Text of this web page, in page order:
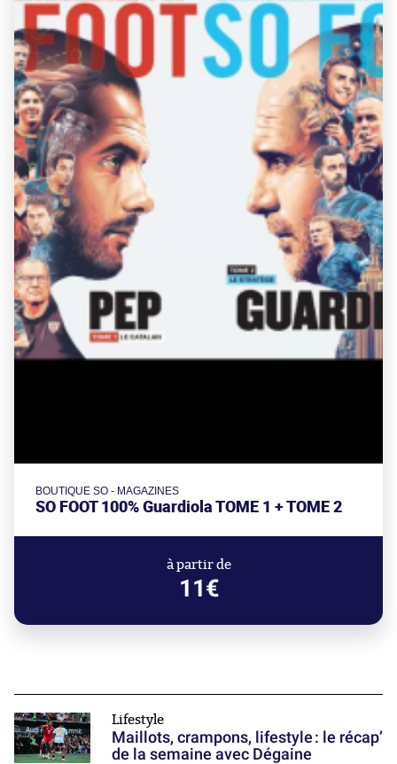
BOUTIQUE SO - MAGAZINES
SO FOOT 100% Guardiola TOME 1 + TOME 2
à partir de
11€
Lifestyle
Maillots, crampons, lifestyle : le récap’
de la semaine avec Dégaine